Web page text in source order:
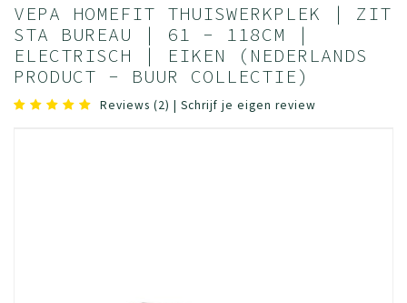
VEPA HOMEFIT THUISWERKPLEK | ZIT
STA BUREAU | 61 - 118CM |
ELECTRISCH | EIKEN (NEDERLANDS
PRODUCT - BUUR COLLECTIE)
Reviews (2) | Schrijf je eigen review